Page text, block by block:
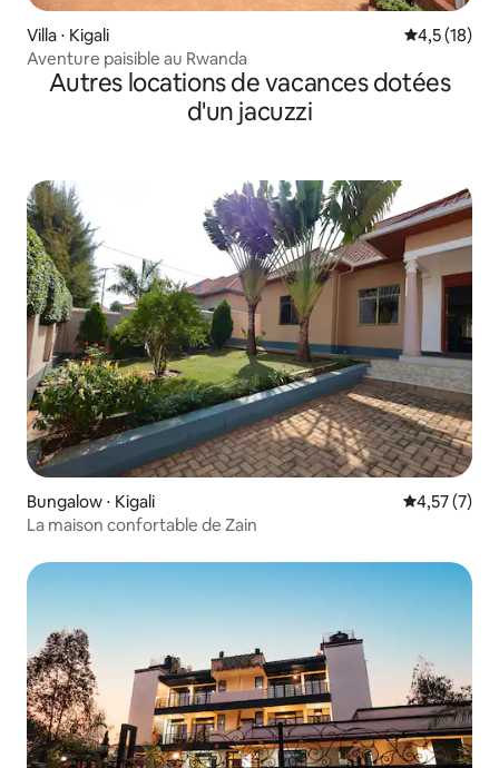
Villa ⋅ Kigali Évaluation
4,5 (18)
Aventure paisible au Rwanda
Autres locations de vacances dotées
d'un jacuzzi
Bungalow ⋅ Kigali Évaluation
4,57 (7)
La maison confortable de Zain